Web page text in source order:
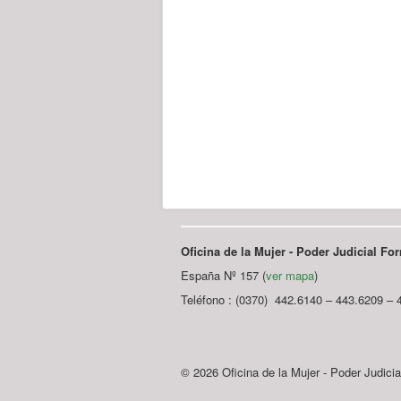
Oficina de la Mujer - Poder Judicial
España Nº 157 (ver mapa)
Teléfono : (0370) 442.6140 – 443.6209 –
© 2026 Oficina de la Mujer - Poder